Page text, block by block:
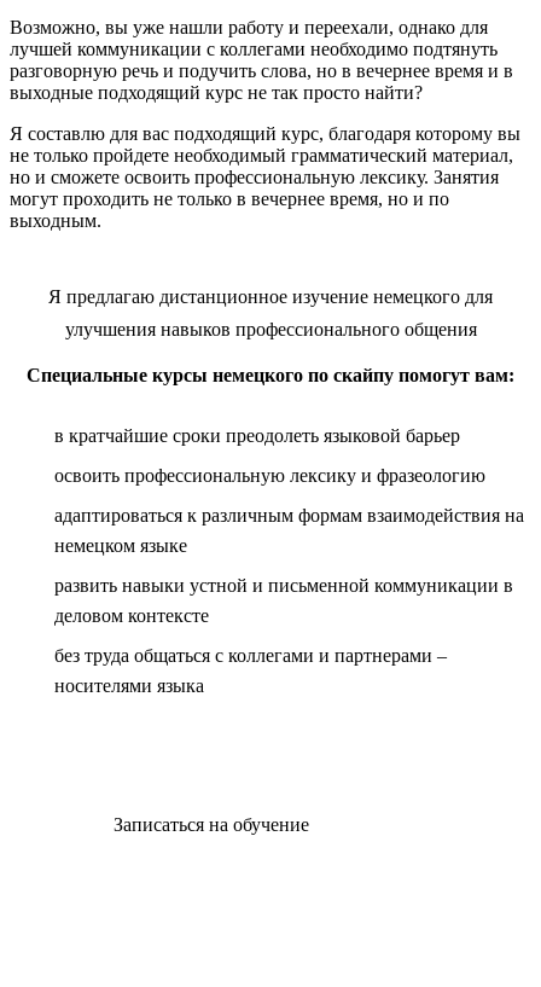
Возможно, вы уже нашли работу и переехали, однако для
лучшей коммуникации с коллегами необходимо подтянуть
разговорную речь и подучить слова, но в вечернее время и в
выходные подходящий курс не так просто найти?
Я составлю для вас подходящий курс, благодаря которому вы
не только пройдете необходимый грамматический материал,
но и сможете освоить профессиональную лексику. Занятия
могут проходить не только в вечернее время, но и по
выходным.
Я предлагаю дистанционное изучение немецкого для
улучшения навыков профессионального общения
Специальные курсы немецкого по скайпу помогут вам:
в кратчайшие сроки преодолеть языковой барьер
освоить профессиональную лексику и фразеологию
адаптироваться к различным формам взаимодействия на
немецком языке
развить навыки устной и письменной коммуникации в
деловом контексте
без труда общаться с коллегами и партнерами –
носителями языка
Записаться на обучение